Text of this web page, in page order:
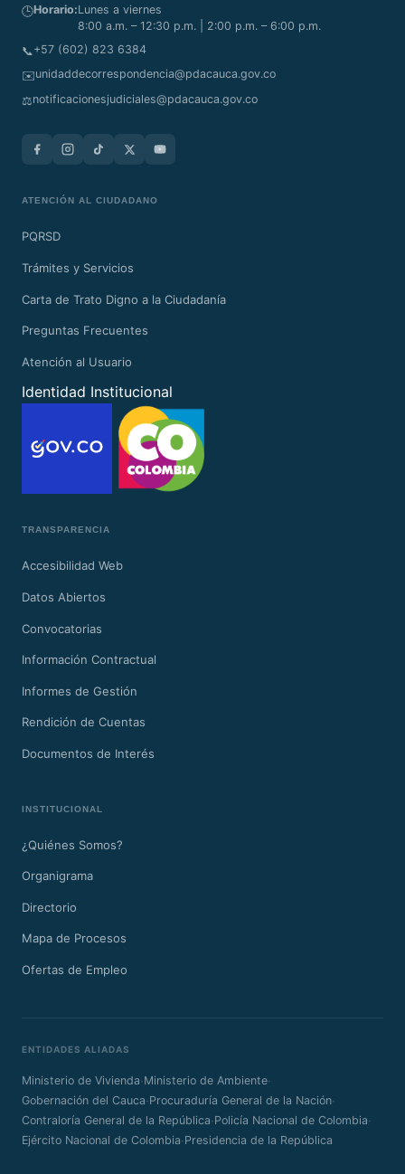
🕒Horario:Lunes a viernes
8:00 a.m. – 12:30 p.m. | 2:00 p.m. – 6:00 p.m.
📞+57 (602) 823 6384
✉️unidaddecorrespondencia@pdacauca.gov.co
⚖️notificacionesjudiciales@pdacauca.gov.co
ATENCIÓN AL CIUDADANO
PQRSD
Trámites y Servicios
Carta de Trato Digno a la Ciudadanía
Preguntas Frecuentes
Atención al Usuario
Identidad Institucional
TRANSPARENCIA
Accesibilidad Web
Datos Abiertos
Convocatorias
Información Contractual
Informes de Gestión
Rendición de Cuentas
Documentos de Interés
INSTITUCIONAL
¿Quiénes Somos?
Organigrama
Directorio
Mapa de Procesos
Ofertas de Empleo
ENTIDADES ALIADAS
Ministerio de Vivienda·Ministerio de Ambiente·
Gobernación del Cauca·Procuraduría General de la Nación·
Contraloría General de la República·Policía Nacional de Colombia·
Ejército Nacional de Colombia·Presidencia de la República